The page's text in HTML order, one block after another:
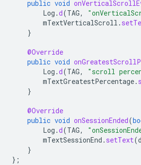
public void
Log .d(TAG,
mTextVerticalScroll .
}
@Override
public void
Log .d(TAG, "scroll
mTextGreatestPercentage.
}
@Override
public void onSessionEnded(
Log .d(TAG,
mTextSessionEnd . setText(
}
};